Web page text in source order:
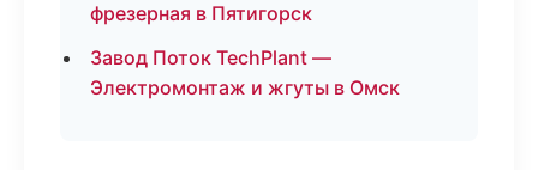
фрезерная в Пятигорск
Завод Поток TechPlant —
Электромонтаж и жгуты в Омск